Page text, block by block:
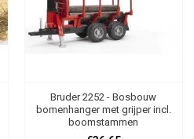
Bruder 2252 - Bosbouw
bomenhanger met grijper incl.
boomstammen